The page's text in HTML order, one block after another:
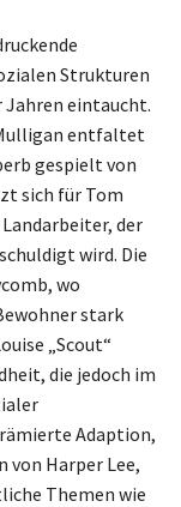
Strukturen
Jahren eintaucht.
entfaltet
gespielt von
sich für Tom
der
wird. Die
wo
stark
„Scout“
die jedoch im
Adaption,
von Harper Lee,
Themen wie